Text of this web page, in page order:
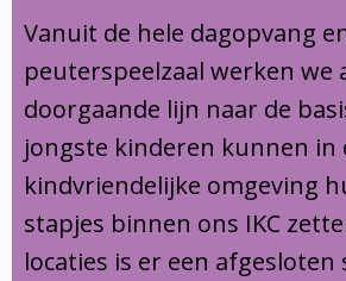
Vanuit de hele dagopvang
peuterspeelzaal werken we
doorgaande lijn naar de
jongste kinderen kunnen in
kindvriendelijke omgeving
stapjes binnen ons IKC
locaties is er een afgesloten